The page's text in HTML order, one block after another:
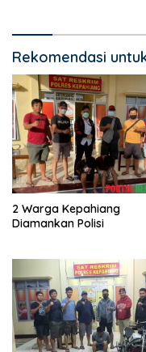
Rekomendasi
2 Warga Kepahiang
Diamankan Polisi